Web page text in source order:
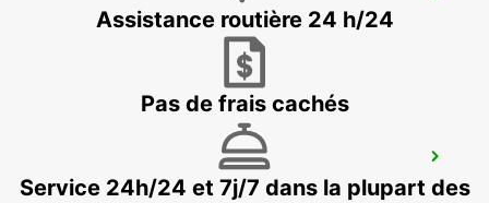
LE MANS - FRANCE
LE HAVRE GARE MEET AND GREET
LE HAVRE - FRANCE
Assistance routière 24 h/24
Pas de frais cachés
Service 24h/24 et 7j/7 dans la plupart des